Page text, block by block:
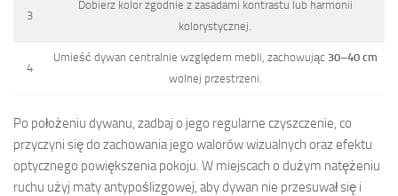
3
Dobierz kolor zgodnie z zasadami kontrastu lub harmonii
kolorystycznej.
4
Umieść dywan centralnie względem mebli, zachowując 30–40 cm
wolnej przestrzeni.
Po położeniu dywanu, zadbaj o jego regularne czyszczenie, co
przyczyni się do zachowania jego walorów wizualnych oraz efektu
optycznego powiększenia pokoju. W miejscach o dużym natężeniu
ruchu użyj maty antypoślizgowej, aby dywan nie przesuwał się i